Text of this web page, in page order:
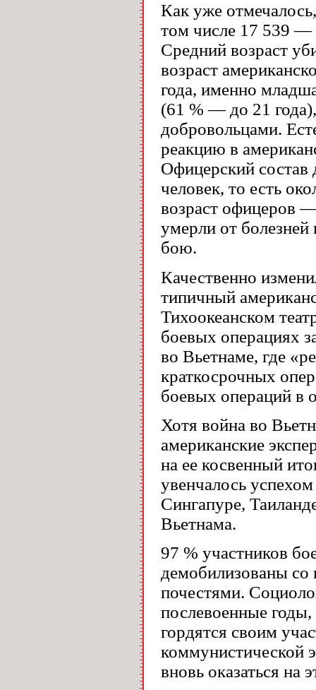
Как уже
том числе 17 539 —
Средний возраст
возраст
года, именно
(61 % — до 21
добровольцами.
реакцию в
Офицерский состав
человек, то есть
возраст офицеров
умерли от
бою.
Качественно
типичный
Тихоокеанском
боевых операциях
во Вьетнаме, где
краткосрочных
боевых операций в
Хотя война во
американские
на ее косвенный
увенчалось
Сингапуре,
Вьетнама.
97 % участников
демобилизованы со
почестями.
послевоенные годы,
гордятся своим
коммунистической
вновь оказаться на